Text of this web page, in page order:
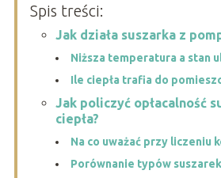
Spis treści:
Jak działa suszarka z
Niższa temperatura a stan
Ile ciepła trafia do
Jak policzyć opłacalność
ciepła?
Na co uważać przy liczeniu
Porównanie typów suszarek